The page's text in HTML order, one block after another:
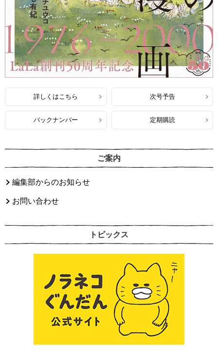
詳しくはこちら 次号予告
バックナンバー 定期購読
ご案内
編集部からのお知らせ
お問い合わせ
トピックス